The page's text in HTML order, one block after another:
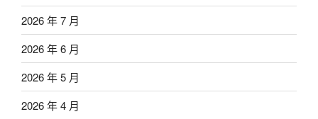
2026 年 7 月
2026 年 6 月
2026 年 5 月
2026 年 4 月